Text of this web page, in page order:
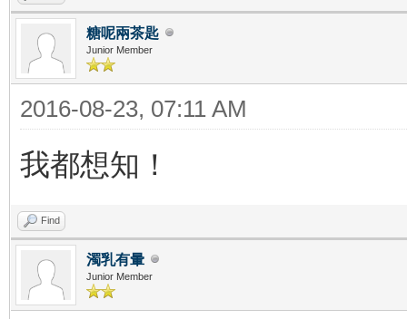
糖呢兩茶匙
Junior Member
2016-08-23, 07:11 AM
我都想知！
Find
濁乳有暈
Junior Member